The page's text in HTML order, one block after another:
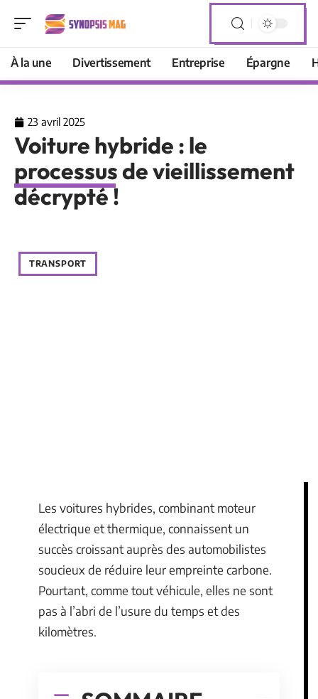
À la une Divertissement Entreprise Épargne
23 avril 2025
Voiture hybride : le
processus de vieillissement
décrypté !
TRANSPORT
Les voitures hybrides, combinant moteur
électrique et thermique, connaissent un
succès croissant auprès des automobilistes
soucieux de réduire leur empreinte carbone.
Pourtant, comme tout véhicule, elles ne sont
pas à l’abri de l’usure du temps et des
kilomètres.